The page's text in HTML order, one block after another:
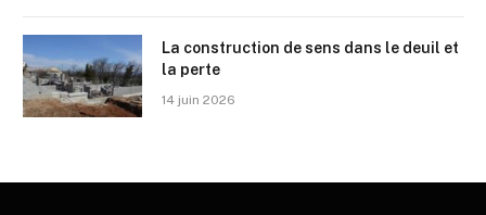
La construction de sens dans le deuil et
la perte
14 juin 2026